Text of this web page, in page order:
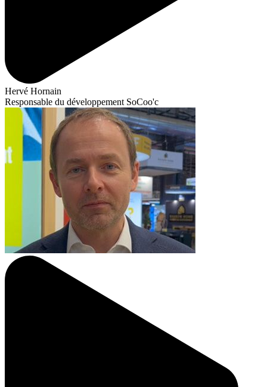
Hervé Hornain
Responsable du développement SoCoo'c